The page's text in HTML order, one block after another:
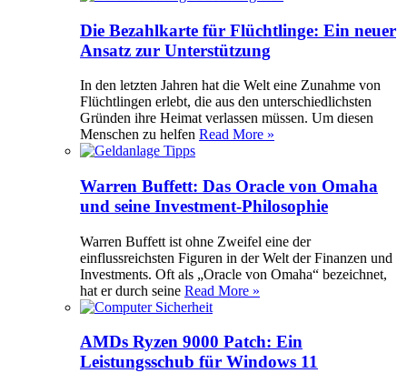
Die Bezahlkarte für Flüchtlinge: Ein neuer
Ansatz zur Unterstützung
In den letzten Jahren hat die Welt eine Zunahme von
Flüchtlingen erlebt, die aus den unterschiedlichsten
Gründen ihre Heimat verlassen müssen. Um diesen
Menschen zu helfen Read More »
Warren Buffett: Das Oracle von Omaha
und seine Investment-Philosophie
Warren Buffett ist ohne Zweifel eine der
einflussreichsten Figuren in der Welt der Finanzen und
Investments. Oft als „Oracle von Omaha“ bezeichnet,
hat er durch seine Read More »
AMDs Ryzen 9000 Patch: Ein
Leistungsschub für Windows 11